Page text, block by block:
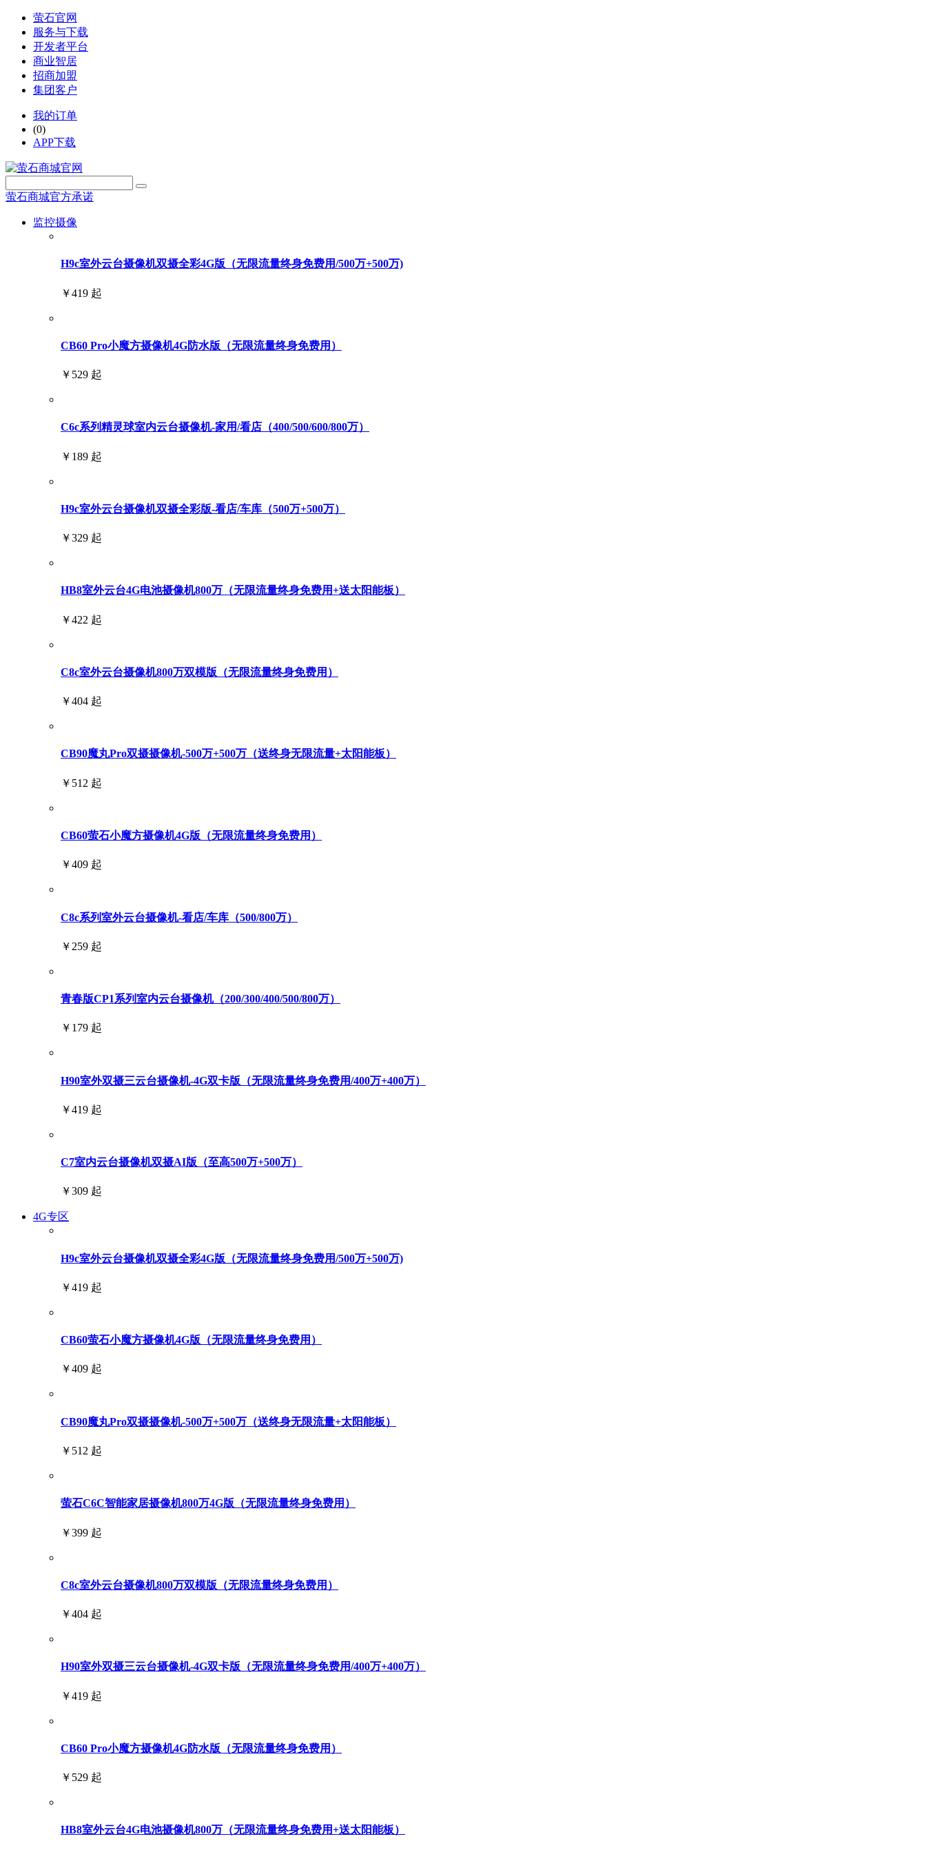
萤石官网
服务与下载
开发者平台
商业智居
招商加盟
集团客户
我的订单
(0)
APP下载
萤石商城官方承诺
监控摄像
H9c室外云台摄像机双摄全彩4G版（无限流量终身免费用/500万+500万)
￥419 起
CB60 Pro小魔方摄像机4G防水版（无限流量终身免费用）
￥529 起
C6c系列精灵球室内云台摄像机-家用/看店（400/500/600/800万）
￥189 起
H9c室外云台摄像机双摄全彩版-看店/车库（500万+500万）
￥329 起
HB8室外云台4G电池摄像机800万（无限流量终身免费用+送太阳能板）
￥422 起
C8c室外云台摄像机800万双模版（无限流量终身免费用）
￥404 起
CB90魔丸Pro双摄摄像机-500万+500万（送终身无限流量+太阳能板）
￥512 起
CB60萤石小魔方摄像机4G版（无限流量终身免费用）
￥409 起
C8c系列室外云台摄像机-看店/车库（500/800万）
￥259 起
青春版CP1系列室内云台摄像机（200/300/400/500/800万）
￥179 起
H90室外双摄三云台摄像机-4G双卡版（无限流量终身免费用/400万+400万）
￥419 起
C7室内云台摄像机双摄AI版（至高500万+500万）
￥309 起
4G专区
H9c室外云台摄像机双摄全彩4G版（无限流量终身免费用/500万+500万)
￥419 起
CB60萤石小魔方摄像机4G版（无限流量终身免费用）
￥409 起
CB90魔丸Pro双摄摄像机-500万+500万（送终身无限流量+太阳能板）
￥512 起
萤石C6C智能家居摄像机800万4G版（无限流量终身免费用）
￥399 起
C8c室外云台摄像机800万双模版（无限流量终身免费用）
￥404 起
H90室外双摄三云台摄像机-4G双卡版（无限流量终身免费用/400万+400万）
￥419 起
CB60 Pro小魔方摄像机4G防水版（无限流量终身免费用）
￥529 起
HB8室外云台4G电池摄像机800万（无限流量终身免费用+送太阳能板）